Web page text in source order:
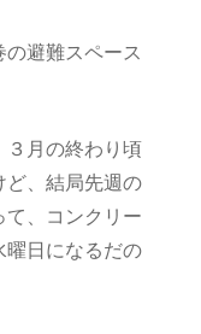
避難スペース
３月の終わり頃
ど、結局先週の
て、コンクリー
曜日になるだの